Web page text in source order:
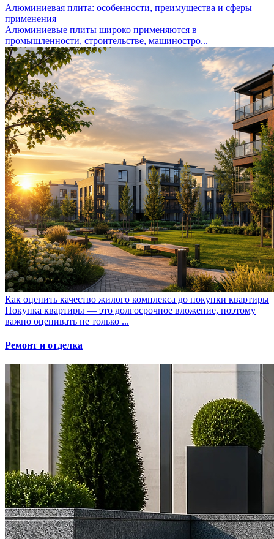
Алюминиевая плита: особенности, преимущества и сферы
применения
Алюминиевые плиты широко применяются в
промышленности, строительстве, машиностро...
Как оценить качество жилого комплекса до покупки квартиры
Покупка квартиры — это долгосрочное вложение, поэтому
важно оценивать не только ...
Ремонт и отделка